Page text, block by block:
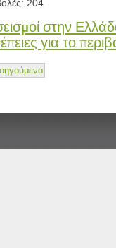
204
στην
για το